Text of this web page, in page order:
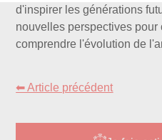
d'inspirer les générations
nouvelles perspectives
comprendre l'évolution de
⬅ Article précédent